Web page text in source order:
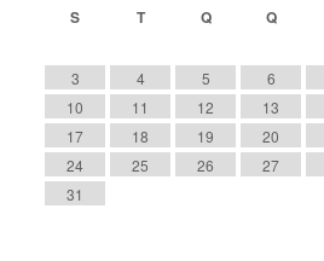
S
T Q Q
3
4 5 6
10
11 12 13
17
18 19 20
24
25 26 27
31